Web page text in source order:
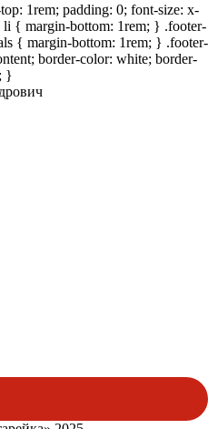
1rem; padding: 0; font-size: x-
{ margin-bottom: 1rem; } .footer-
{ margin-bottom: 1rem; } .footer-
border-color: white; border-
}